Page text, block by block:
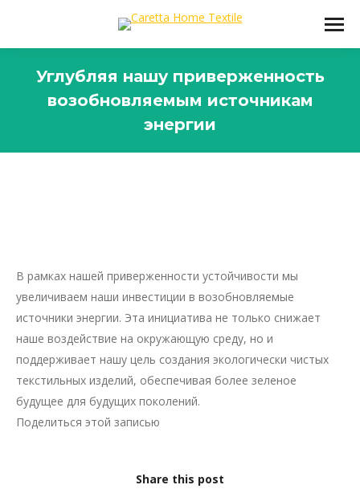
Углубляя нашу приверженность
возобновляемым источникам
энергии
В рамках нашей приверженности устойчивости мы
увеличиваем наши инвестиции в возобновляемые
источники энергии. Эта инициатива не только снижает
наше воздействие на окружающую среду, но и
поддерживает нашу цель создания экологически чистых
текстильных изделий, обеспечивая более зеленое
будущее для будущих поколений.
Поделиться этой записью
Share this post